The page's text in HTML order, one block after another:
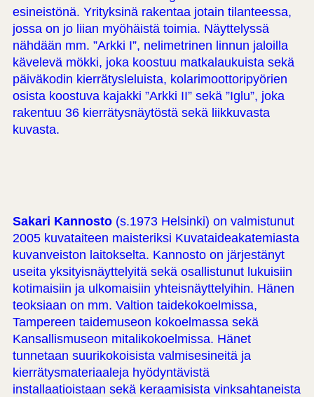
esineistönä. Yrityksinä rakentaa jotain tilanteessa,
jossa on jo liian myöhäistä toimia. Näyttelyssä
nähdään mm. ”Arkki I”, nelimetrinen linnun jaloilla
kävelevä mökki, joka koostuu matkalaukuista sekä
päiväkodin kierrätysleluista, kolarimoottoripyörien
osista koostuva kajakki ”Arkki II” sekä ”Iglu”, joka
rakentuu 36 kierrätysnäytöstä sekä liikkuvasta
kuvasta.
Sakari Kannosto (s.1973 Helsinki) on valmistunut
2005 kuvataiteen maisteriksi Kuvataideakatemiasta
kuvanveiston laitokselta. Kannosto on järjestänyt
useita yksityisnäyttelyitä sekä osallistunut lukuisiin
kotimaisiin ja ulkomaisiin yhteisnäyttelyihin. Hänen
teoksiaan on mm. Valtion taidekokoelmissa,
Tampereen taidemuseon kokoelmassa sekä
Kansallismuseon mitalikokoelmissa. Hänet
tunnetaan suurikokoisista valmisesineitä ja
kierrätysmateriaaleja hyödyntävistä
installaatioistaan sekä keraamisista vinksahtaneista